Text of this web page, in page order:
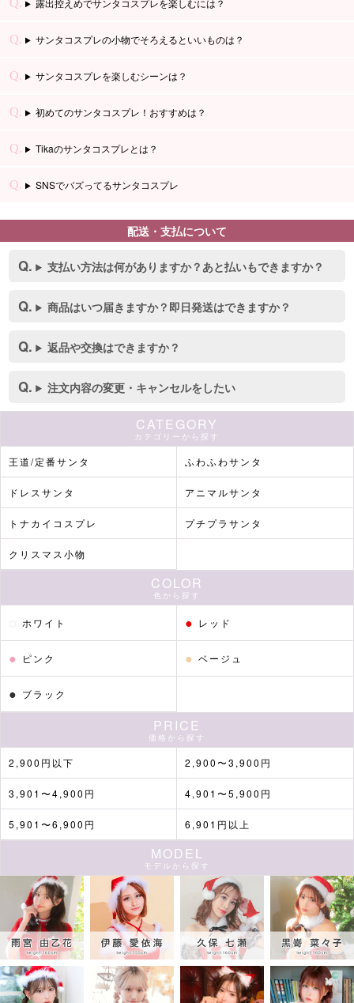
露出控えめでサンタコスプレを楽しむには？
サンタコスプレの小物でそろえるといいものは？
サンタコスプレを楽しむシーンは？
初めてのサンタコスプレ！おすすめは？
Tikaのサンタコスプレとは？
SNSでバズってるサンタコスプレ
配送・支払について
支払い方法は何がありますか？あと払いもできますか？
商品はいつ届きますか？即日発送はできますか？
返品や交換はできますか？
注文内容の変更・キャンセルをしたい
CATEGORY
カテゴリーから探す
王道/定番サンタ ふわふわサンタ
ドレスサンタ アニマルサンタ
トナカイコスプレ プチプラサンタ
クリスマス小物
COLOR
色から探す
ホワイト ● レッド
● ピンク ● ベージュ
● ブラック
PRICE
価格から探す
2,900円以下 2,900〜3,900円
3,901〜4,900円 4,901〜5,900円
5,901〜6,900円 6,901円以上
MODEL
モデルから探す